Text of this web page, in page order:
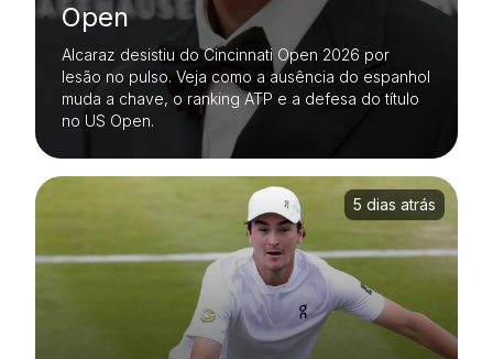
Open
Alcaraz desistiu do Cincinnati Open 2026 por
lesão no pulso. Veja como a ausência do espanhol
muda a chave, o ranking ATP e a defesa do título
no US Open.
5 dias atrás